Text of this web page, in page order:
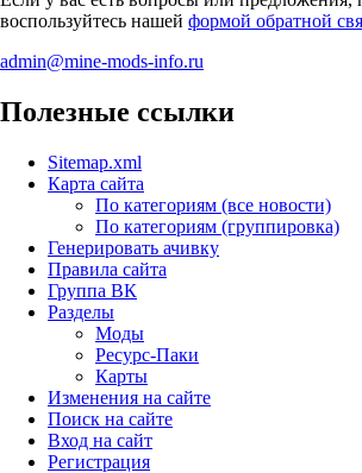
воспользуйтесь нашей формой обратной
admin@mine-mods-info.ru
Полезные ссылки
Sitemap.xml
Карта сайта
По категориям (все новости)
По категориям (группировка)
Генерировать ачивку
Правила сайта
Группа ВК
Разделы
Моды
Ресурс-Паки
Карты
Изменения на сайте
Поиск на сайте
Вход на сайт
Регистрация